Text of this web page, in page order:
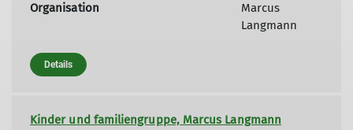
Organisation
Marcus
Langmann
Details
Kinder und familiengruppe, Marcus Langmann